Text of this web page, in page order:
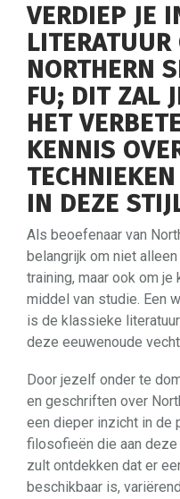
VERDIEP JE
LITERATUUR
NORTHERN
FU; DIT ZAL
HET
KENNIS
​​IN DEZE
Als beoefenaar van
belangrijk om niet
training, maar ook om
middel van studie. Een
is de klassieke
deze eeuwenoude
Door jezelf onder te
en geschriften over
een dieper inzicht in de
filosofieën die aan
zult ontdekken dat er
beschikbaar is,